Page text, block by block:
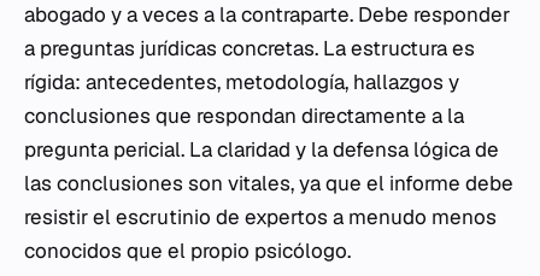
abogado y a veces a la contraparte. Debe responder
a preguntas jurídicas concretas. La estructura es
rígida: antecedentes, metodología, hallazgos y
conclusiones que respondan directamente a la
pregunta pericial. La claridad y la defensa lógica de
las conclusiones son vitales, ya que el informe debe
resistir el escrutinio de expertos a menudo menos
conocidos que el propio psicólogo.